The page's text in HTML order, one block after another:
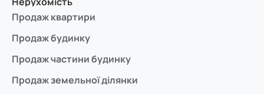
Продаж квартири
Продаж будинку
Продаж частини будинку
Продаж земельної ділянки